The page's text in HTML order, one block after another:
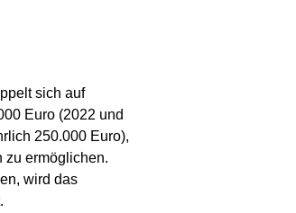
sich auf
Euro (2022 und
250.000 Euro),
zu ermöglichen.
wird das